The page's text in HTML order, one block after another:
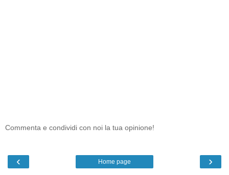
Commenta e condividi con noi la tua opinione!
‹ ›
Home page